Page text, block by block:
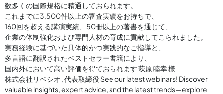
数多くの国際規格に精通しておられます。
これまでに3,500件以上の審査実績をお持ちで、
160回を超える講演実績、50冊以上の著書を通じて、
企業の体制強化および専門人材の育成に貢献してこられました。
実務経験に基づいた具体的かつ実践的なご指導と、
多言語に翻訳されたベストセラー書籍により、
国内外において高い評価を得ておられます 萩原 睦幸 様
株式会社リベシオ , 代表取締役 See our latest webinars! Discover
valuable insights, expert advice, and the latest trends—explore